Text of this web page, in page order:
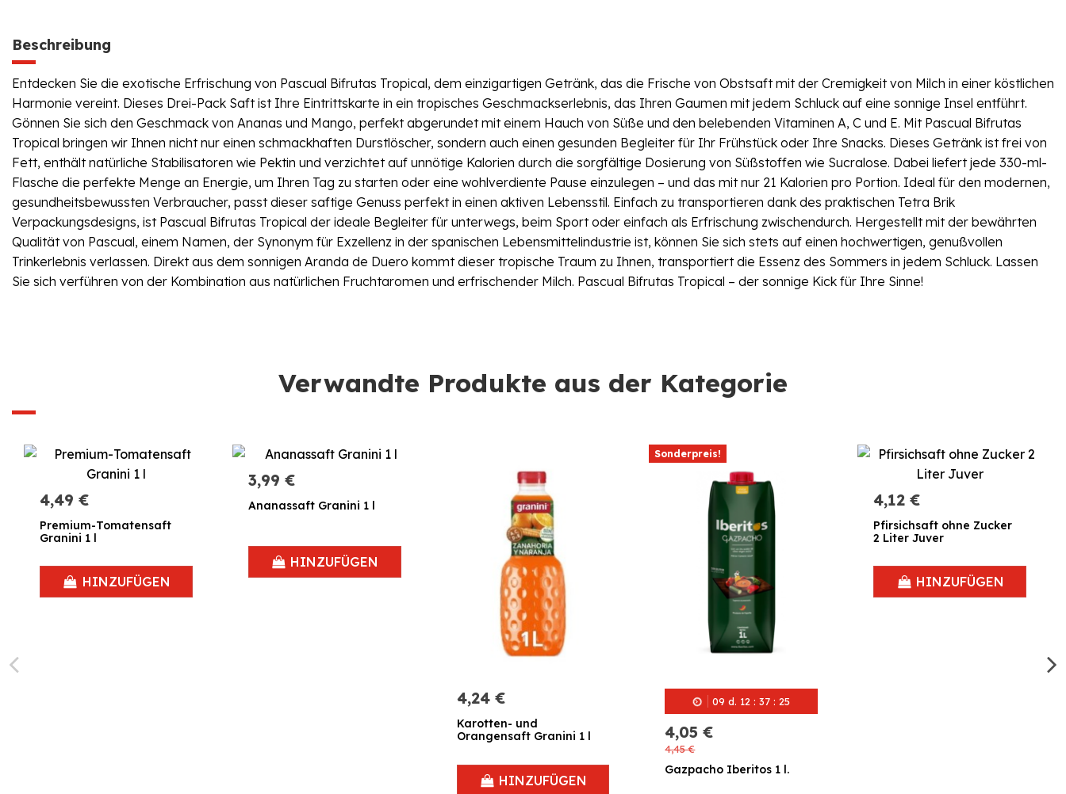
Beschreibung
Entdecken Sie die exotische Erfrischung von Pascual Bifrutas Tropical, dem einzigartigen Getränk, das die Frische von Obstsaft mit der Cremigkeit von Milch in einer köstlichen
Harmonie vereint. Dieses Drei-Pack Saft ist Ihre Eintrittskarte in ein tropisches Geschmackserlebnis, das Ihren Gaumen mit jedem Schluck auf eine sonnige Insel entführt.
Gönnen Sie sich den Geschmack von Ananas und Mango, perfekt abgerundet mit einem Hauch von Süße und den belebenden Vitaminen A, C und E. Mit Pascual Bifrutas
Tropical bringen wir Ihnen nicht nur einen schmackhaften Durstlöscher, sondern auch einen gesunden Begleiter für Ihr Frühstück oder Ihre Snacks. Dieses Getränk ist frei von
Fett, enthält natürliche Stabilisatoren wie Pektin und verzichtet auf unnötige Kalorien durch die sorgfältige Dosierung von Süßstoffen wie Sucralose. Dabei liefert jede 330-ml-
Flasche die perfekte Menge an Energie, um Ihren Tag zu starten oder eine wohlverdiente Pause einzulegen – und das mit nur 21 Kalorien pro Portion. Ideal für den modernen,
gesundheitsbewussten Verbraucher, passt dieser saftige Genuss perfekt in einen aktiven Lebensstil. Einfach zu transportieren dank des praktischen Tetra Brik
Verpackungsdesigns, ist Pascual Bifrutas Tropical der ideale Begleiter für unterwegs, beim Sport oder einfach als Erfrischung zwischendurch. Hergestellt mit der bewährten
Qualität von Pascual, einem Namen, der Synonym für Exzellenz in der spanischen Lebensmittelindustrie ist, können Sie sich stets auf einen hochwertigen, genußvollen
Trinkerlebnis verlassen. Direkt aus dem sonnigen Aranda de Duero kommt dieser tropische Traum zu Ihnen, transportiert die Essenz des Sommers in jedem Schluck. Lassen
Sie sich verführen von der Kombination aus natürlichen Fruchtaromen und erfrischender Milch. Pascual Bifrutas Tropical – der sonnige Kick für Ihre Sinne!
Verwandte Produkte aus der Kategorie
4,49 €
Premium-Tomatensaft
Granini 1 l
HINZUFÜGEN
3,99 €
Ananassaft Granini 1 l
HINZUFÜGEN
4,24 €
Karotten- und
Orangensaft Granini 1 l
HINZUFÜGEN
Sonderpreis!
09 d. 12 : 37: 24
4,05 €
4,45 €
Gazpacho Iberitos 1 l.
4,12 €
Pfirsichsaft ohne Zucker
2 Liter Juver
HINZUFÜGEN